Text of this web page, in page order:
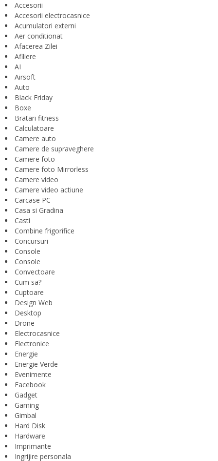
Accesorii
Accesorii electrocasnice
Acumulatori externi
Aer conditionat
Afacerea Zilei
Afiliere
AI
Airsoft
Auto
Black Friday
Boxe
Bratari fitness
Calculatoare
Camere auto
Camere de supraveghere
Camere foto
Camere foto Mirrorless
Camere video
Camere video actiune
Carcase PC
Casa si Gradina
Casti
Combine frigorifice
Concursuri
Console
Console
Convectoare
Cum sa?
Cuptoare
Design Web
Desktop
Drone
Electrocasnice
Electronice
Energie
Energie Verde
Evenimente
Facebook
Gadget
Gaming
Gimbal
Hard Disk
Hardware
Imprimante
Ingrijire personala